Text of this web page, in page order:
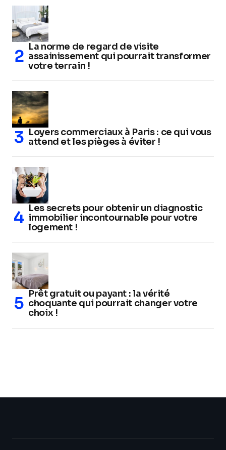
La norme de regard de visite
assainissement qui pourrait transformer
votre terrain !
Loyers commerciaux à Paris : ce qui vous
attend et les pièges à éviter !
Les secrets pour obtenir un diagnostic
immobilier incontournable pour votre
logement !
Prêt gratuit ou payant : la vérité
choquante qui pourrait changer votre
choix !